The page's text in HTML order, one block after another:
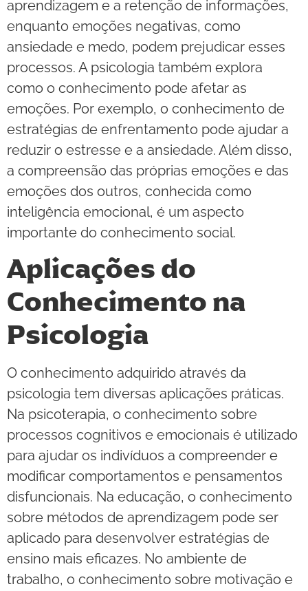
aprendizagem e a retenção de informações,
enquanto emoções negativas, como
ansiedade e medo, podem prejudicar esses
processos. A psicologia também explora
como o conhecimento pode afetar as
emoções. Por exemplo, o conhecimento de
estratégias de enfrentamento pode ajudar a
reduzir o estresse e a ansiedade. Além disso,
a compreensão das próprias emoções e das
emoções dos outros, conhecida como
inteligência emocional, é um aspecto
importante do conhecimento social.
Aplicações do
Conhecimento na
Psicologia
O conhecimento adquirido através da
psicologia tem diversas aplicações práticas.
Na psicoterapia, o conhecimento sobre
processos cognitivos e emocionais é utilizado
para ajudar os indivíduos a compreender e
modificar comportamentos e pensamentos
disfuncionais. Na educação, o conhecimento
sobre métodos de aprendizagem pode ser
aplicado para desenvolver estratégias de
ensino mais eficazes. No ambiente de
trabalho, o conhecimento sobre motivação e